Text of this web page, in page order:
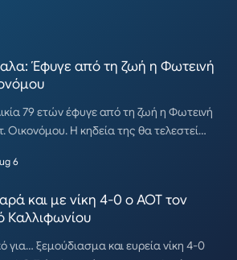
Έφυγε από τη ζωή η Φωτεινή
79 ετών έφυγε από τη ζωή η Φωτεινή
Οικονόμου. Η κηδεία της θα τελεστεί…
6
και με νίκη 4-0 ο ΑΟΤ τον
Καλλιφωνίου
για… ξεμούδιασμα και ευρεία νίκη 4-0